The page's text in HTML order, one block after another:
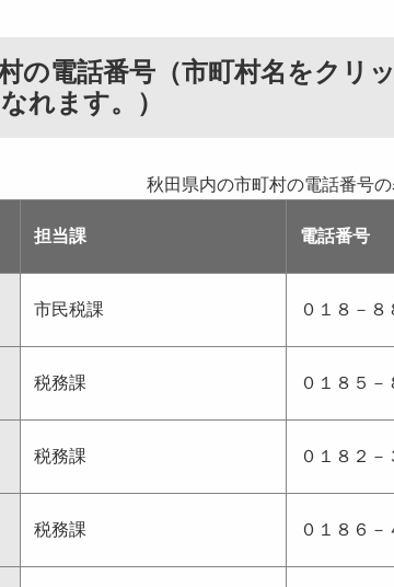
の電話番号（市町村名をクリ
れます。）
秋田県内の市町村の電話番号の
担当課 電話番号
市民税課 ０１８－８
税務課 ０１８５－
税務課 ０１８２－
税務課 ０１８６－